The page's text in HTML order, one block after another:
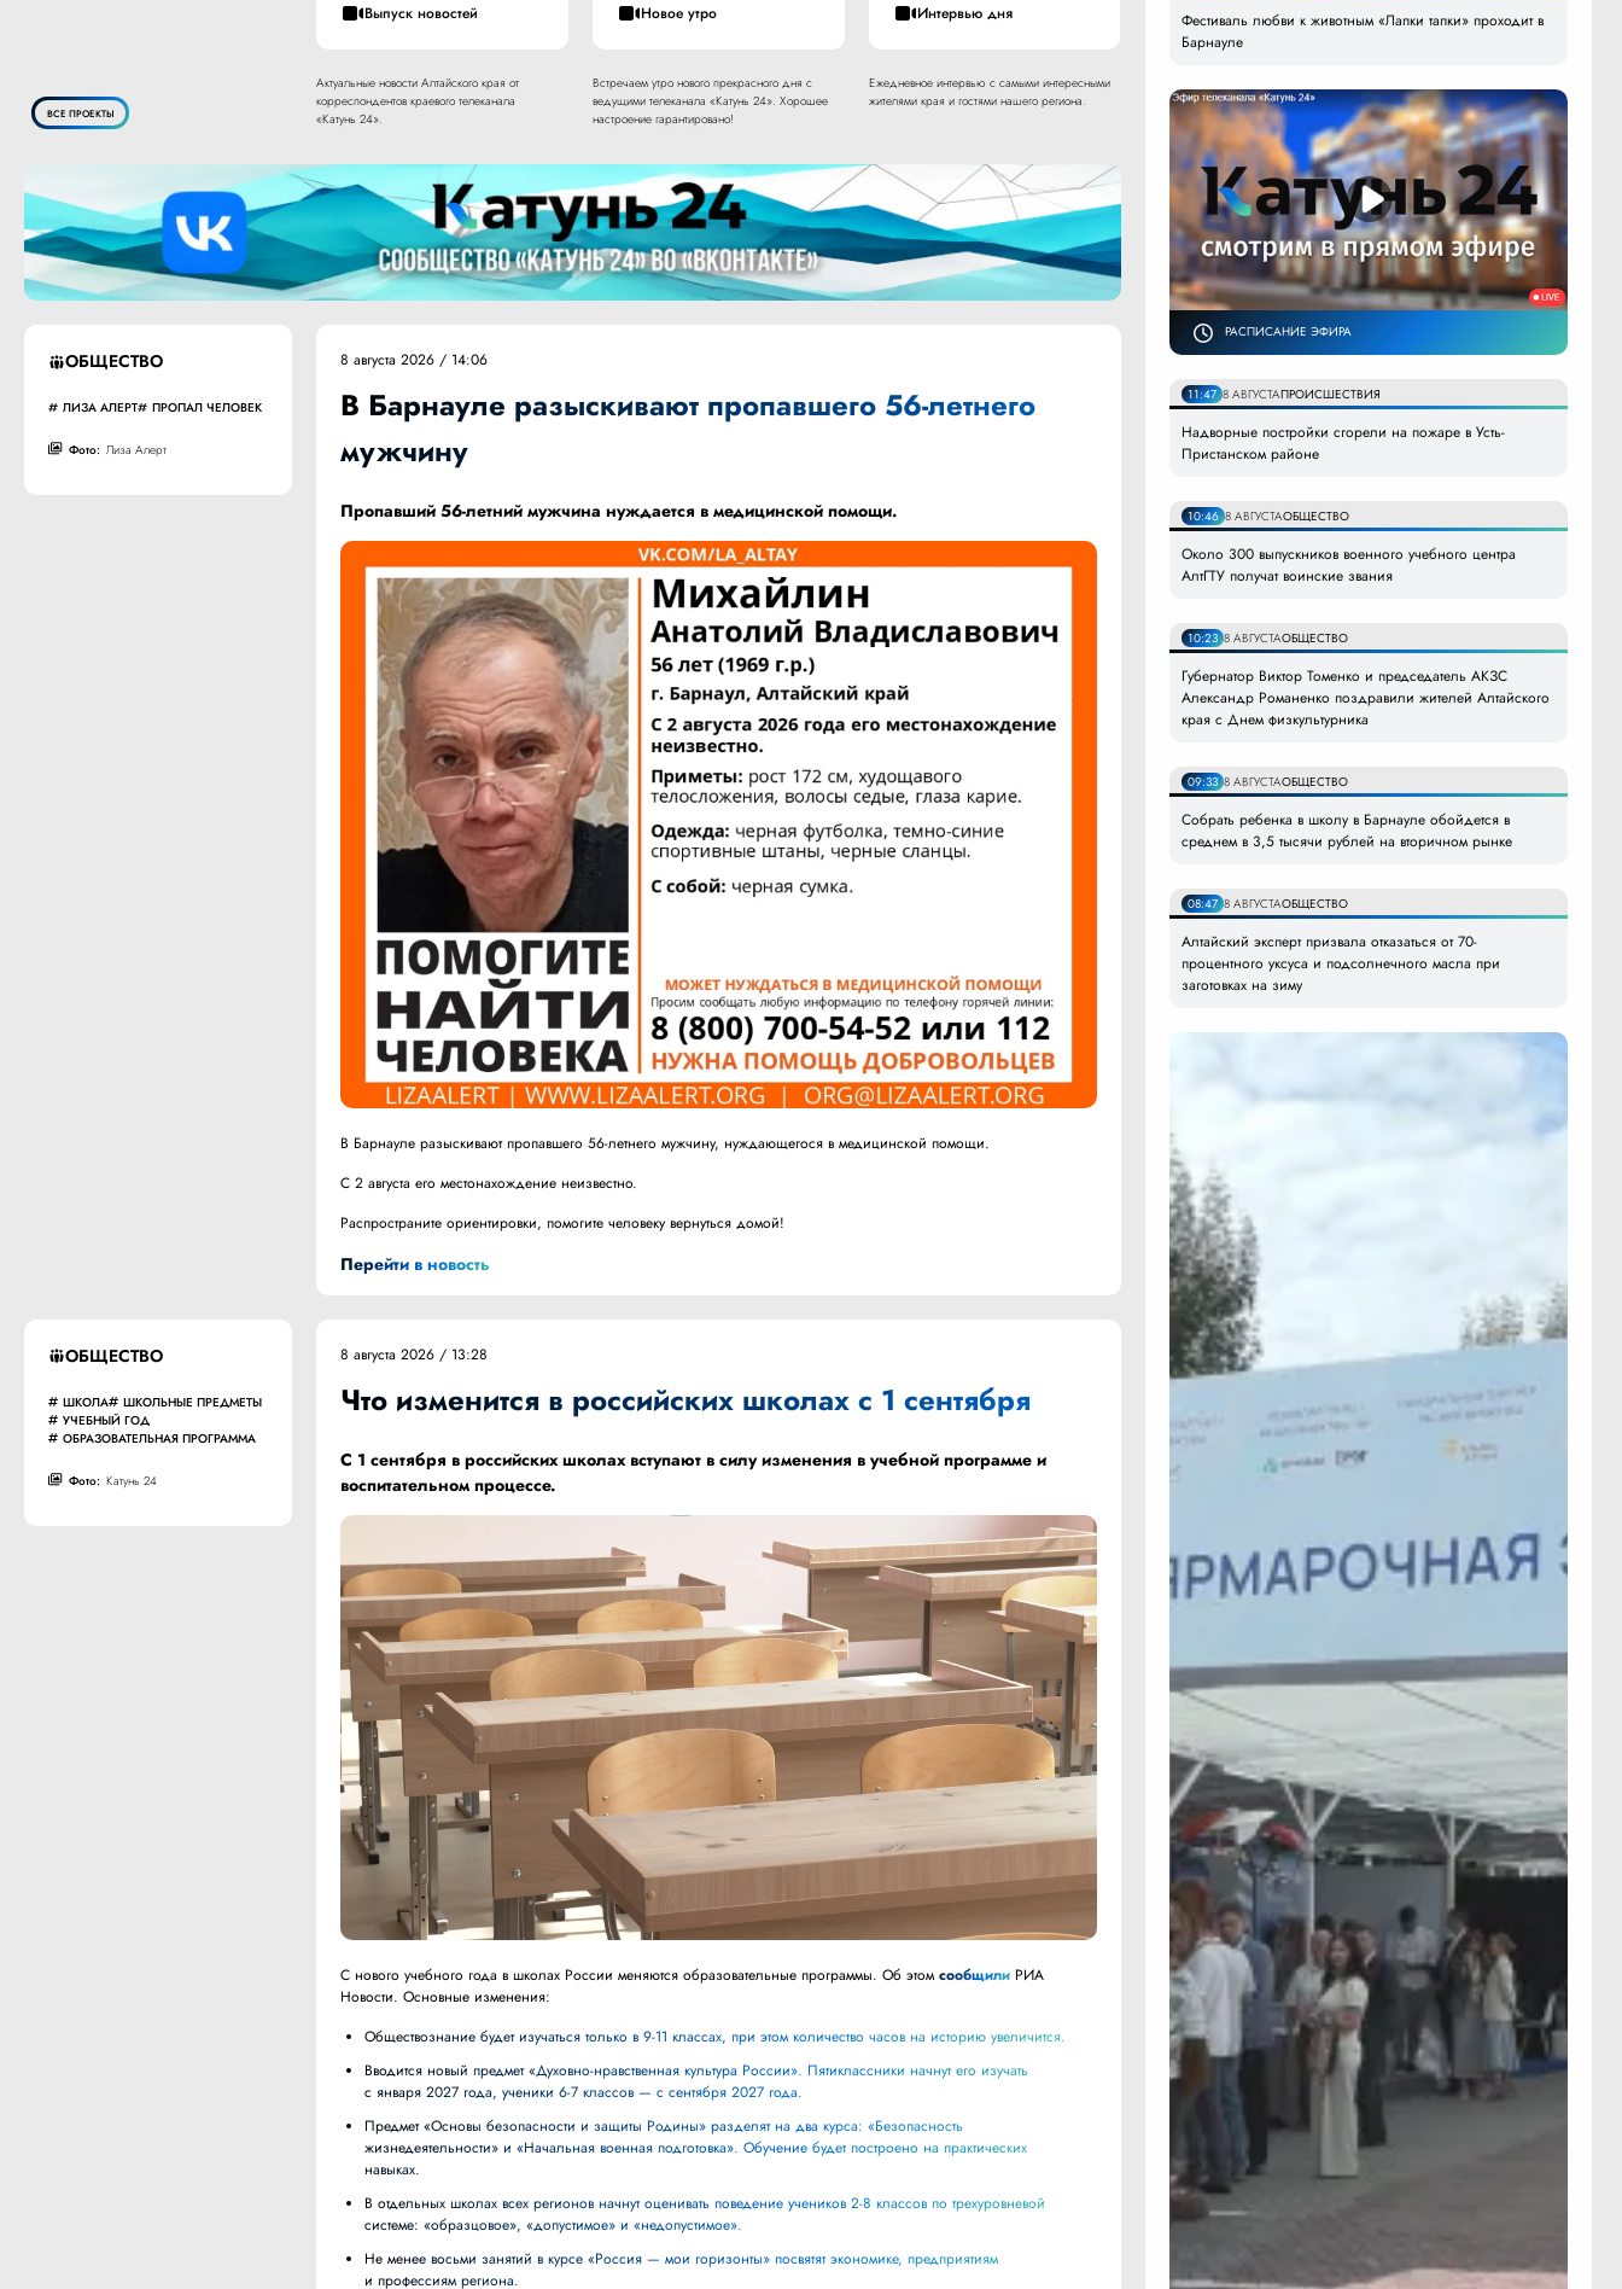
ВСЕ ПРОЕКТЫ
Выпуск новостей
Актуальные новости Алтайского края от
корреспондентов краевого телеканала
«Катунь 24».
Новое утро
Встречаем утро нового прекрасного дня с
ведущими телеканала «Катунь 24». Хорошее
настроение гарантировано!
Интервью дня
Ежедневное интервью с самыми интересными
жителями края и гостями нашего региона.
ОБЩЕСТВО
ЛИЗА АЛЕРТ ПРОПАЛ ЧЕЛОВЕК
Фото: Лиза Алерт
8 августа 2026 / 14:06
В Барнауле разыскивают пропавшего 56-летнего
мужчину
Пропавший 56-летний мужчинануждается в медицинской помощи.
В Барнауле разыскивают пропавшего 56-летнего мужчину, нуждающегося в медицинской помощи.
С 2 августа его местонахождение неизвестно.
Распространите ориентировки, помогите человеку вернуться домой!
Перейти в новость
ОБЩЕСТВО
ШКОЛА
ШКОЛЬНЫЕ ПРЕДМЕТЫ
УЧЕБНЫЙ ГОД
ОБРАЗОВАТЕЛЬНАЯ ПРОГРАММА
Фото: Катунь 24
8 августа 2026 / 13:28
Что изменится в российских школах с 1 сентября
С 1 сентября в российских школах вступают в силу изменения в учебной программе и
воспитательном процессе.
С нового учебного года в школах России меняются образовательные программы. Об этомсообщили РИА
Новости. Основные изменения:
Обществознание будет изучаться только в 9-11 классах, при этом количество часов на историю увеличится.
Вводится новый предмет «Духовно-нравственная культура России». Пятиклассники начнут его изучать
с января 2027 года, ученики 6-7 классов — с сентября 2027 года.
Предмет «Основы безопасности и защиты Родины» разделят на два курса: «Безопасность
жизнедеятельности» и «Начальная военная подготовка». Обучение будет построено на практических
навыках.
В отдельных школах всех регионов начнут оценивать поведение учеников 2-8 классов по трехуровневой
системе: «образцовое», «допустимое» и «недопустимое».
Не менее восьми занятий в курсе «Россия — мои горизонты» посвятят экономике, предприятиям
и профессиям региона.
Фестиваль любви к животным «Лапки тапки» проходит в
Барнауле
РАСПИСАНИЕ ЭФИРА
11:47 8 АВГУСТАПРОИСШЕСТВИЯ
Надворные постройки сгорели на пожаре в Усть-
Пристанском районе
10:46 8 АВГУСТАОБЩЕСТВО
Около 300 выпускников военного учебного центра
АлтГТУ получат воинские звания
10:23 8 АВГУСТАОБЩЕСТВО
Губернатор Виктор Томенко и председатель АКЗС
Александр Романенко поздравили жителей Алтайского
края с Днем физкультурника
09:33 8 АВГУСТАОБЩЕСТВО
Собрать ребенка в школу в Барнауле обойдется в
среднем в 3,5 тысячи рублей на вторичном рынке
08:47 8 АВГУСТАОБЩЕСТВО
Алтайский эксперт призвала отказаться от 70-
процентного уксуса и подсолнечного масла при
заготовках на зиму